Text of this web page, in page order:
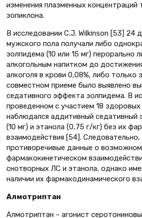
изменения плазменных концентраций
зопиклона.
В исследовании C.J. Wilkinson [53] 24
мужского пола получали либо
золпидема (10 или 15 мг) перорально
алкогольным напитком до
алкоголя в крови 0,08%, либо только
совместном приеме было выявлено
седативного эффекта золпидема. В
проведенном с участием 18
наблюдался аддитивный седативный
(10 мг) и этанола (0,75 г/кг) без их
взаимодействия [54].
противоречивые данные о возможном
фармакокинетическом
снотворных ЛС и этанола, однако
наличии их фармакодинамического
Алмотриптан
Алмотриптан – агонист